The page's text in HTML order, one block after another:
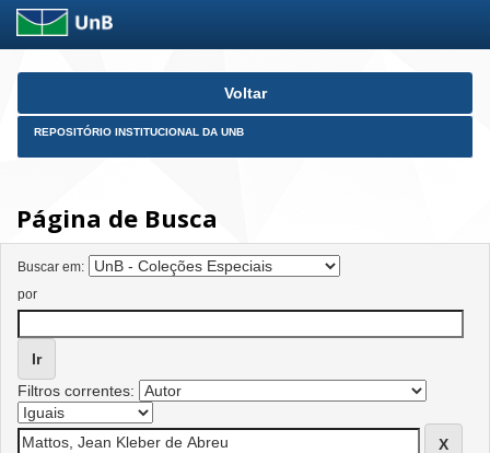
Skip
Voltar
REPOSITÓRIO INSTITUCIONAL DA UNB
Página de Busca
Buscar em:
por
Filtros correntes: